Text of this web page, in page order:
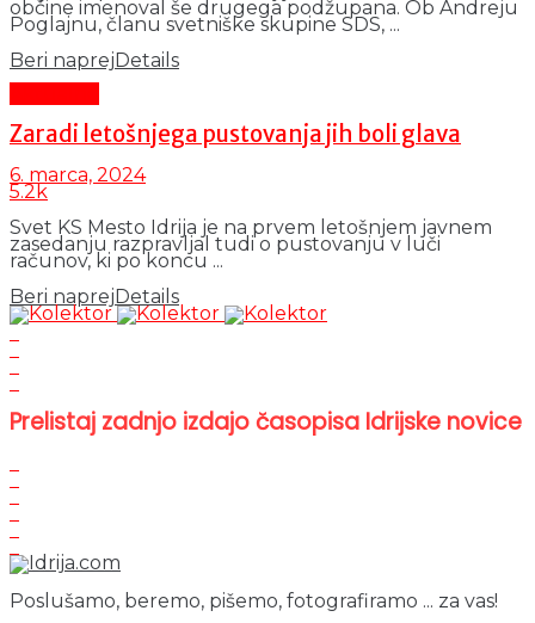
občine imenoval še drugega podžupana. Ob Andreju
Poglajnu, članu svetniške skupine SDS, ...
Beri naprejDetails
Zaradi letošnjega pustovanja jih boli glava
6. marca, 2024
5.2k
Svet KS Mesto Idrija je na prvem letošnjem javnem
zasedanju razpravljal tudi o pustovanju v luči
računov, ki po koncu ...
Beri naprejDetails
Prelistaj zadnjo izdajo časopisa Idrijske novice
Poslušamo, beremo, pišemo, fotografiramo ... za vas!